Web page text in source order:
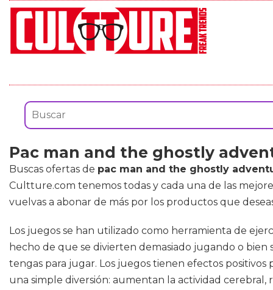
Pac man and the ghostly
Buscas ofertas de pac man and the ghostly
Cultture.com tenemos todas y cada una de las
vuelvas a abonar de más por los productos que
Los juegos se han utilizado como herramienta de
hecho de que se divierten demasiado jugando o
tengas para jugar. Los juegos tienen efectos
una simple diversión: aumentan la actividad